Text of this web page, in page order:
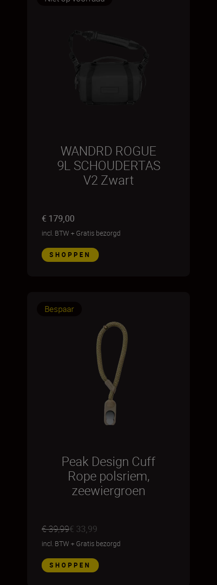
WANDRD ROGUE
9L SCHOUDERTAS
V2 Zwart
€ 179,00
incl. BTW + Gratis bezorgd
SHOPPEN
Bespaar
Peak Design Cuff
Rope polsriem,
zeewiergroen
€ 39,99€ 33,99
incl. BTW + Gratis bezorgd
SHOPPEN